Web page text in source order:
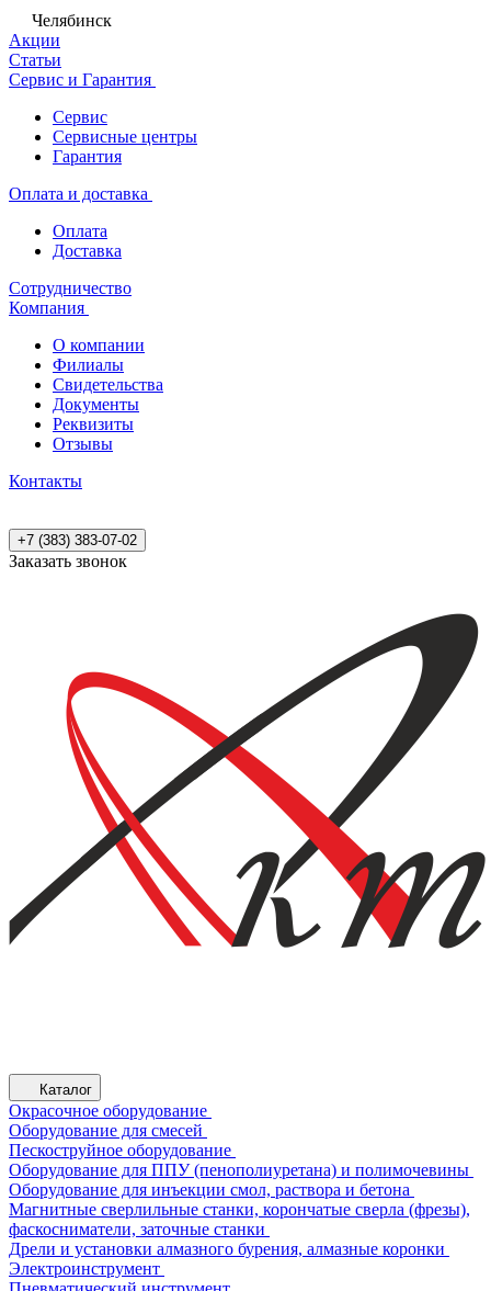
Челябинск
Акции
Статьи
Сервис и Гарантия
Сервис
Сервисные центры
Гарантия
Оплата и доставка
Оплата
Доставка
Сотрудничество
Компания
О компании
Филиалы
Свидетельства
Документы
Реквизиты
Отзывы
Контакты
+7 (383) 383-07-02
Заказать звонок
Каталог
Окрасочное оборудование
Оборудование для смесей
Пескоструйное оборудование
Оборудование для ППУ (пенополиуретана) и полимочевины
Оборудование для инъекции смол, раствора и бетона
Магнитные сверлильные станки, корончатые сверла (фрезы),
фаскосниматели, заточные станки
Дрели и установки алмазного бурения, алмазные коронки
Электроинструмент